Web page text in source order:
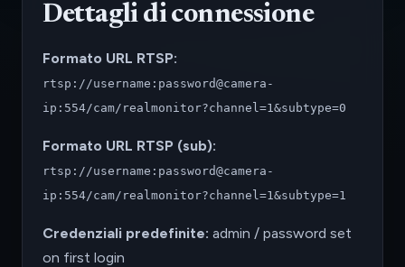
Dettagli di connessione
Formato URL RTSP:
rtsp://username:password@camera-
ip:554/cam/realmonitor?channel=1&subtype=0
Formato URL RTSP (sub):
rtsp://username:password@camera-
ip:554/cam/realmonitor?channel=1&subtype=1
Credenziali predefinite: admin / password set
on first login